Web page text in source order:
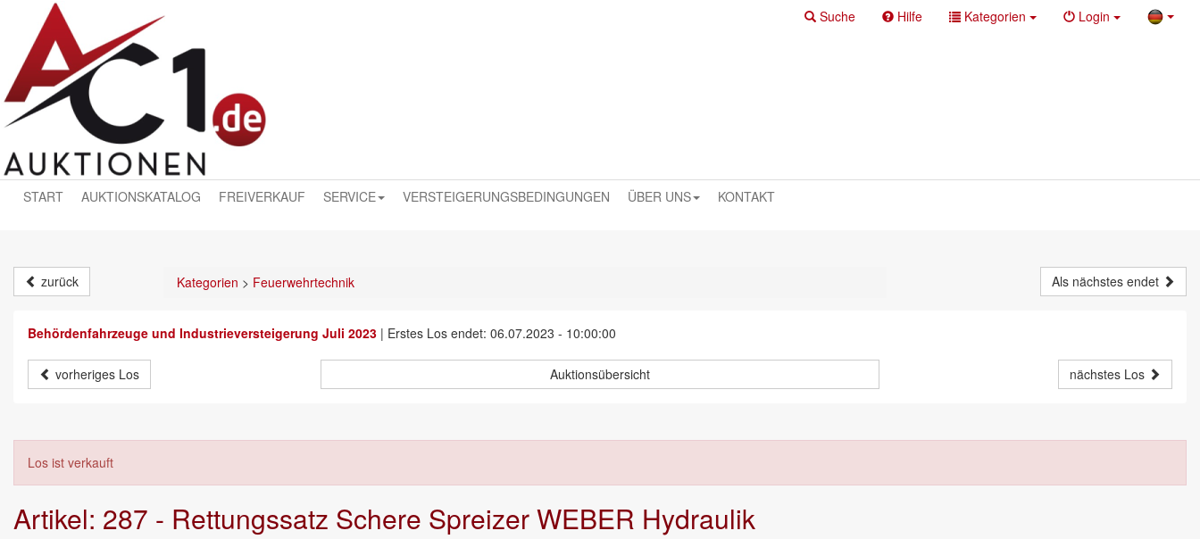
Suche Hilfe Kategorien Login
START AUKTIONSKATALOG FREIVERKAUF SERVICE VERSTEIGERUNGSBEDINGUNGEN ÜBER UNS KONTAKT
zurück Kategorien > Feuerwehrtechnik Als nächstes endet
Behördenfahrzeuge und Industrieversteigerung Juli 2023 | Erstes Los endet: 06.07.2023 - 10:00:00
vorheriges Los Auktionsübersicht nächstes Los
Los ist verkauft
Artikel: 287 - Rettungssatz Schere Spreizer WEBER Hydraulik